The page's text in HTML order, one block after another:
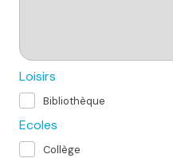
Loisirs
Bibliothèque
Ecoles
Collège